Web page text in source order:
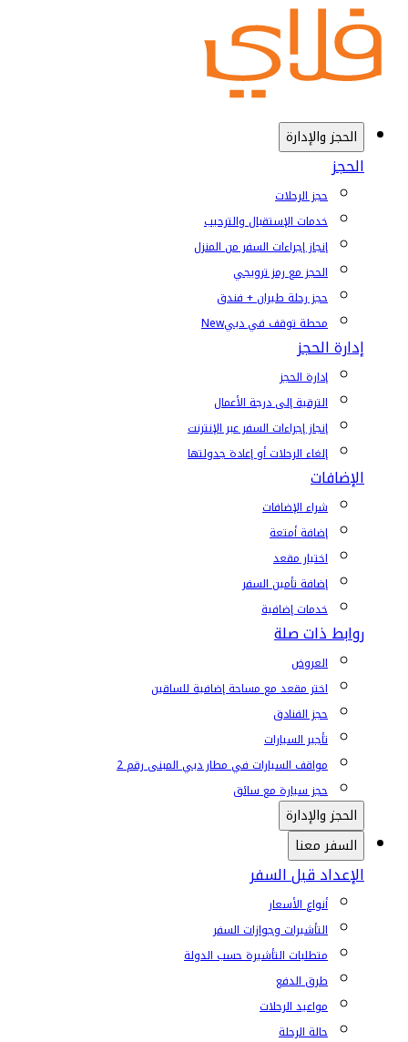
الحجز والإدارة
الحجز
حجز الرحلات
خدمات الإستقبال والترحيب
إنجاز إجراءات السفر من المنزل
الحجز مع رمز ترويجي
حجز رحلة طيران + فندق
محطة توقف في دبيNew
إدارة الحجز
إدارة الحجز
الترقية إلى درجة الأعمال
إنجاز إجراءات السفر عبر الإنترنت
إلغاء الرحلات أو إعادة جدولتها
الإضافات
شراء الإضافات
إضافة أمتعة
اختيار مقعد
إضافة تأمين السفر
خدمات إضافية
روابط ذات صلة
العروض
اختر مقعد مع مساحة إضافية للساقين
حجز الفنادق
تأجير السيارات
مواقف السيارات في مطار دبي المبنى رقم 2
حجز سيارة مع سائق
الحجز والإدارة
السفر معنا
الإعداد قبل السفر
أنواع الأسعار
التأشيرات وجوازات السفر
متطلبات التأشيرة حسب الدولة
طرق الدفع
مواعيد الرحلات
حالة الرحلة